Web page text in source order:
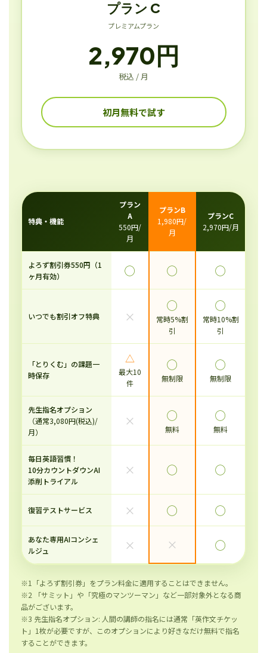
プラン C
プレミアムプラン
2,970円
税込 / 月
初月無料で試す
特典・機能
プラン
A
550円/
月
プランB
1,980円/
月
プランC
2,970円/月
よろず割引券550円（1
ヶ月有効）
◯ ◯ ◯
いつでも割引オフ特典 ×
◯
常時5%割
引
◯
常時10%割
引
「とりくむ」の課題一
時保存
△
最大10
件
◯
無制限
◯
無制限
先生指名オプション
（通常3,080円(税込)/
月）
× ◯
無料
◯
無料
毎日英語習慣！
10分カウントダウンAI
添削トライアル
× ◯ ◯
復習テストサービス × ◯ ◯
あなた専用AIコンシェ
ルジュ
× × ◯
※1「よろず割引券」をプラン料金に適用することはできません。
※2 「サミット」や「究極のマンツーマン」など一部対象外となる商
品がございます。
※3 先生指名オプション: 人間の講師の指名には通常「英作文チケッ
ト」1枚が必要ですが、このオプションにより好きなだけ無料で指名
することができます。